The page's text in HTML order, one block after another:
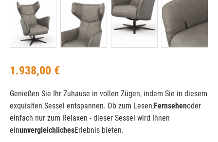
1.938,00 €
Genießen Sie Ihr Zuhause in vollen Zügen, indem Sie in diesem
exquisiten Sessel entspannen. Ob zum Lesen,Fernsehenoder
einfach nur zum Relaxen - dieser Sessel wird Ihnen
einunvergleichlichesErlebnis bieten.